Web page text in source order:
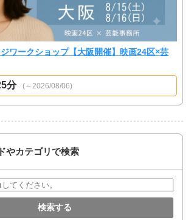
ワークショップ【大阪開催】映画24区×芸
分 (～2026/08/06)
やカテゴリで検索